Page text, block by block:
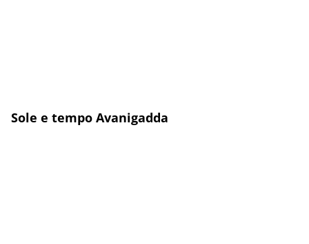
Sole e tempo Avanigadda